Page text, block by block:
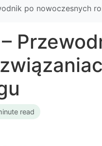
po nowoczesnych
read